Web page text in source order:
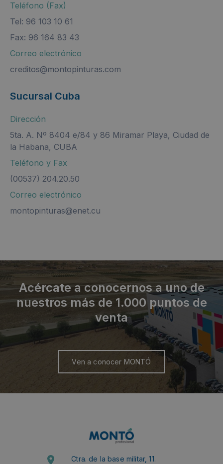
Teléfono (Fax)
Tel: 96 103 10 61
Fax: 96 164 83 43
Correo electrónico
creditos@montopinturas.com
Sucursal Cuba
Dirección
5ta. A. Nº 8404 e/84 y 86 Miramar Playa, Ciudad de
la Habana, CUBA
Teléfono y Fax
(00537) 204.20.50
Correo electrónico
montopinturas@enet.cu
Acércate a conocernos a uno de
nuestros más de 1.000 puntos de
venta
Ven a conocer MONTÓ
Ctra. de la base militar, 11.